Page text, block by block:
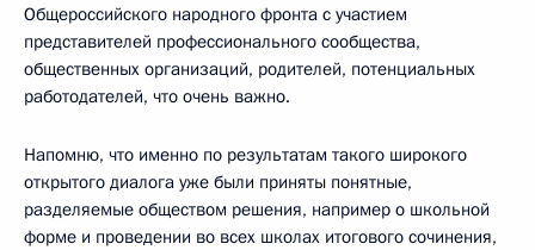
Общероссийского народного фронта с участием
представителей профессионального сообщества,
общественных организаций, родителей, потенциальных
работодателей, что очень важно.
Напомню, что именно по результатам такого широкого
открытого диалога уже были приняты понятные,
разделяемые обществом решения, например о школьной
форме и проведении во всех школах итогового сочинения,